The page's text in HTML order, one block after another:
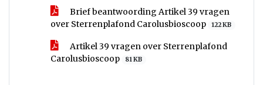
Brief beantwoording Artikel 39 vragen
over Sterrenplafond Carolusbioscoop
122 KB
Artikel 39 vragen over Sterrenplafond
Carolusbioscoop
81 KB